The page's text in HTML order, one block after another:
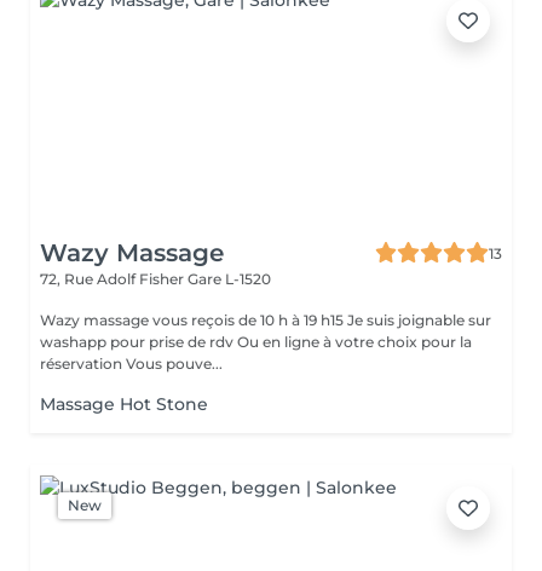
Wazy Massage
13
72, Rue Adolf Fisher Gare L-1520
Wazy massage vous reçois de 10 h à 19 h15 Je suis joignable sur
washapp pour prise de rdv Ou en ligne à votre choix pour la
réservation Vous pouve...
Massage Hot Stone
New